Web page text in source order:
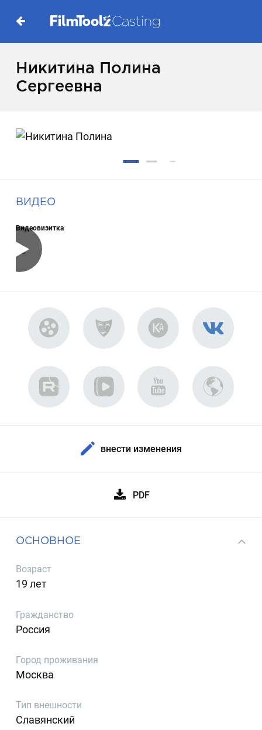
Никитина Полина
Сергеевна
ВИДЕО
Видеовизитка
внести изменения
PDF
ОСНОВНОЕ
Возраст
19 лет
Гражданство
Россия
Город проживания
Москва
Тип внешности
Славянский